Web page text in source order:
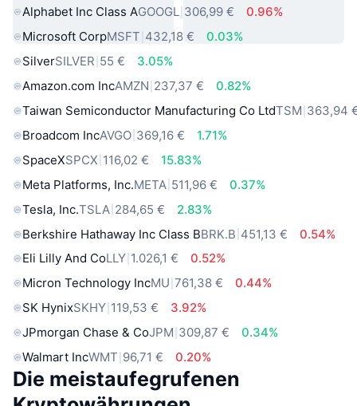
Alphabet Inc Class AGOOGL 306,99 €
0.96%
Microsoft CorpMSFT 432,18 €
0.03%
SilverSILVER 55 €
3.05%
Amazon.com IncAMZN 237,37 €
0.82%
Taiwan Semiconductor Manufacturing Co LtdTSM 363,94
Broadcom IncAVGO 369,16 €
1.71%
SpaceXSPCX 116,02 €
15.83%
Meta Platforms, Inc.META 511,96 €
0.37%
Tesla, Inc.TSLA 284,65 €
2.83%
Berkshire Hathaway Inc Class BBRK.B 451,13 €
0.54%
Eli Lilly And CoLLY 1.026,1 €
0.52%
Micron Technology IncMU 761,38 €
0.44%
SK HynixSKHY 119,53 €
3.92%
JPmorgan Chase & CoJPM 309,87 €
0.34%
Walmart IncWMT 96,71 € 0.20%
Die meistaufegrufenen